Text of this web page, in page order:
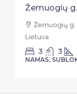
Žemuogių g.
Žemuogių g.
Lietuva
3 3
NAMAS,